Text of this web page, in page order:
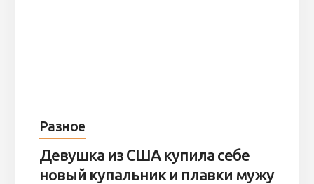
Разное
Девушка из США купила себе
новый купальник и плавки мужу